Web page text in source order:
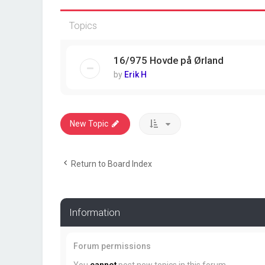
Topics
16/975 Hovde på Ørland
by Erik H
New Topic
Return to Board Index
Information
Forum permissions